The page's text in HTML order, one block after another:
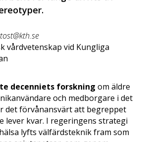
vårdvetenskap vid Kungliga
decenniets forskning om äldre
och medborgare i det
det förvånansvärt att begreppet
lever kvar. I regeringens strategi
lyfts välfärdsteknik fram som